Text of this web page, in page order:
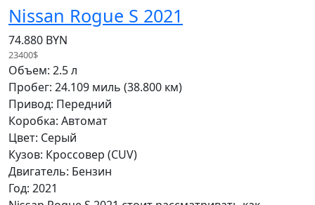
Nissan Rogue S 2021
74.880 BYN
23400$
Объем: 2.5 л
Пробег: 24.109 миль (38.800 км)
Привод: Передний
Коробка: Автомат
Цвет: Серый
Кузов: Кроссовер (CUV)
Двигатель: Бензин
Год: 2021